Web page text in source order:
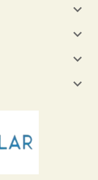



